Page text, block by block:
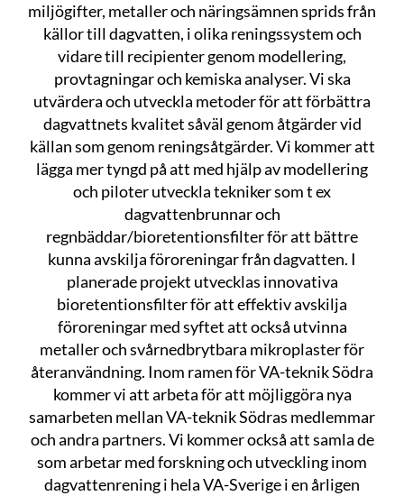
miljögifter, metaller och näringsämnen sprids från
källor till dagvatten, i olika reningssystem och
vidare till recipienter genom modellering,
provtagningar och kemiska analyser. Vi ska
utvärdera och utveckla metoder för att förbättra
dagvattnets kvalitet såväl genom åtgärder vid
källan som genom reningsåtgärder. Vi kommer att
lägga mer tyngd på att med hjälp av modellering
och piloter utveckla tekniker som t ex
dagvattenbrunnar och
regnbäddar/bioretentionsfilter för att bättre
kunna avskilja föroreningar från dagvatten. I
planerade projekt utvecklas innovativa
bioretentionsfilter för att effektiv avskilja
föroreningar med syftet att också utvinna
metaller och svårnedbrytbara mikroplaster för
återanvändning. Inom ramen för VA-teknik Södra
kommer vi att arbeta för att möjliggöra nya
samarbeten mellan VA-teknik Södras medlemmar
och andra partners. Vi kommer också att samla de
som arbetar med forskning och utveckling inom
dagvattenrening i hela VA-Sverige i en årligen